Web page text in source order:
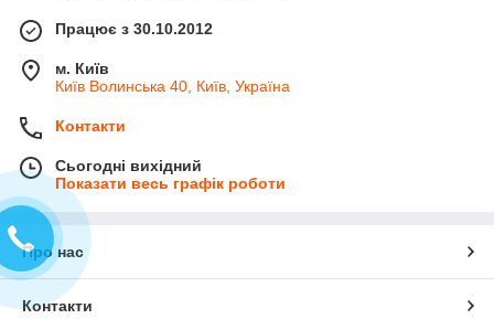
Працює з 30.10.2012
м. Київ
Київ Волинська 40, Київ, Україна
Контакти
Сьогодні вихідний
Показати весь графік роботи
Про нас
Контакти